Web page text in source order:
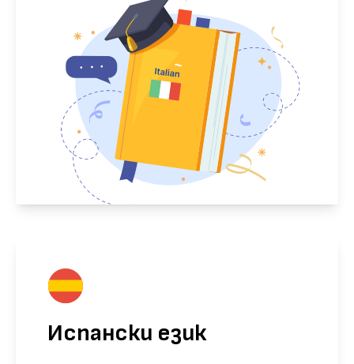
Испански език